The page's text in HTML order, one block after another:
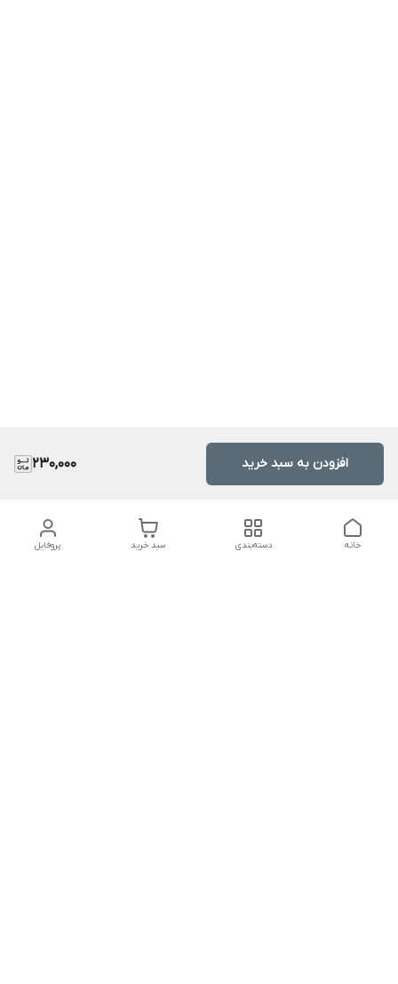
230,000 افزودن به سبد خرید
پروفایل سبد خرید دسته‌بندی خانه